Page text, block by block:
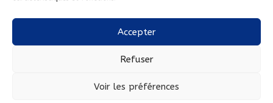
Accepter
Refuser
Voir les préférences
Politique de confidentialité